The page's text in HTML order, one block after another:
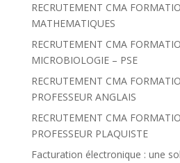
c
h
r
:
RECRUTEMENT CMA
MATHEMATIQUES
RECRUTEMENT CMA
MICROBIOLOGIE – PSE
RECRUTEMENT CMA
PROFESSEUR ANGLAIS
RECRUTEMENT CMA
PROFESSEUR PLAQUISTE
Facturation électronique : une